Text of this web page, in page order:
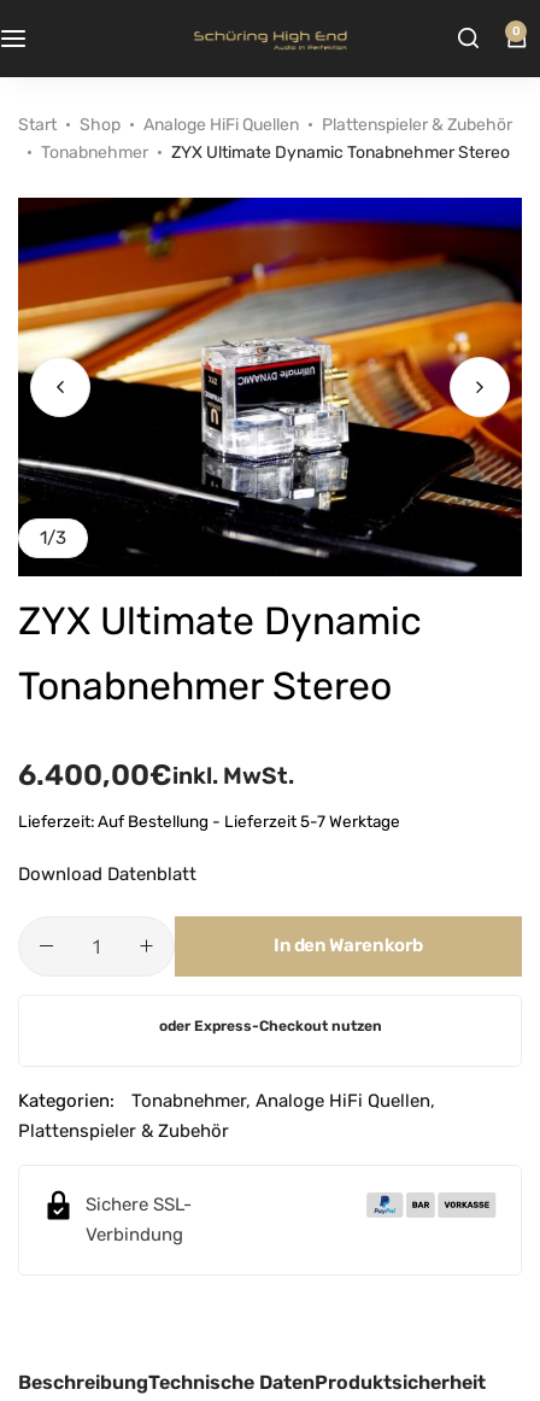
0
Start Shop Analoge HiFi Quellen
Plattenspieler & Zubehör
Tonabnehmer
ZYX Ultimate Dynamic Tonabnehmer Stereo
1/3
ZYX Ultimate Dynamic
Tonabnehmer Stereo
6.400,00€inkl. MwSt.
Lieferzeit:Auf Bestellung - Lieferzeit 5-7 Werktage
Download Datenblatt
In den Warenkorb
e
r
oder Express-Checkout nutzen
Kategorien: Tonabnehmer, Analoge HiFi Quellen,
Plattenspieler & Zubehör
Sichere SSL-
Verbindung
BeschreibungTechnische DatenProduktsicherheit